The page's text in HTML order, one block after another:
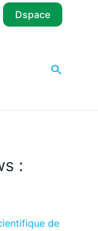
Dspace
:
de